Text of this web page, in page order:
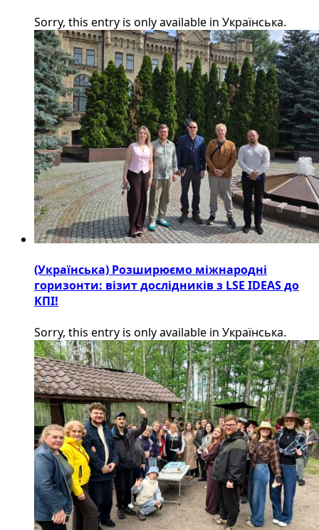
Sorry, this entry is only available in Українська.
(Українська) Розширюємо міжнародні
горизонти: візит дослідників з LSE IDEAS до
КПІ!
Sorry, this entry is only available in Українська.